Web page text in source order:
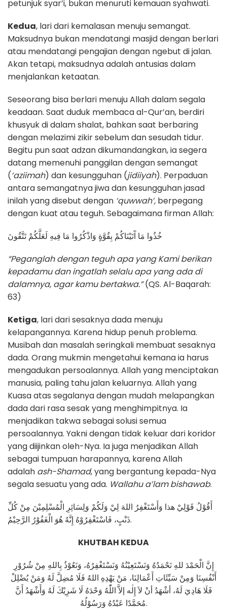
petunjuk syar’i, bukan menuruti kemauan syahwati.
Kedua, lari dari kemalasan menuju semangat.
Maksudnya bukan mendatangi masjid dengan berlari
atau mendatangi pengajian dengan ngebut di jalan.
Akan tetapi, maksudnya adalah antusias dalam
menjalankan ketaatan.
Seseorang bisa berlari menuju Allah dalam segala
keadaan. Saat duduk membaca al-Qur’an, berdiri
khusyuk di dalam shalat, bahkan saat berbaring
dengan melazimi zikir sebelum dan sesudah tidur.
Begitu pun saat adzan dikumandangkan, ia segera
datang memenuhi panggilan dengan semangat
(‘aziimah) dan kesungguhan (jidiiyah). Perpaduan
antara semangatnya jiwa dan kesungguhan jasad
inilah yang disebut dengan ‘quwwah’, berpegang
dengan kuat atau teguh. Sebagaimana firman Allah:
خُذُوا مَا آَتَيْنَاكُمْ بِقُوَّةٍ وَاذْكُرُوا مَا فِيهِ لَعَلَّكُمْ تَتَّقُونَ
“Peganglah dengan teguh apa yang Kami berikan
kepadamu dan ingatlah selalu apa yang ada di
dalamnya, agar kamu bertakwa.”(QS. Al-Baqarah:
63)
Ketiga, lari dari sesaknya dada menuju
kelapangannya. Karena hidup penuh problema.
Musibah dan masalah seringkali membuat sesaknya
dada. Orang mukmin mengetahui kemana ia harus
mengadukan persoalannya. Allah yang menciptakan
manusia, paling tahu jalan keluarnya. Allah yang
Kuasa atas segalanya dengan mudah melapangkan
dada dari rasa sesak yang menghimpitnya. Ia
menjadikan takwa sebagai solusi semua
persoalannya. Yakni dengan tidak keluar dari koridor
yang diijinkan oleh-Nya. Ia juga menjadikan Allah
sebagai tumpuan harapannya, karena Allah
adalah ash-Shamad, yang bergantung kepada-Nya
segala sesuatu yang ada. Wallahu a’lam bishawab.
أَقُوْلُ قَوْلِيْ هذا وَأَسْتَغْفِرُ اللهَ لِيْ وَلَكُمْ وَلِسَائِرِ الْمُسْلِمِيْنَ مِنْ كُلِّ
ذَنْبٍ، فَاسْتَغْفِرُوْهُ إِنَّهُ هُوَ الْغَفُوْرُ الرَّحِيْمُ.
KHUTBAH KEDUA
إِنَّ الْحَمْدَ للهِ نَحْمَدُهُ وَنَسْتَعِيْنُهُ وَنَسْتَغْفِرُهُ، وَنَعُوْذُ بِاللهِ مِنْ شُرُوْرِ
أَنْفُسِنَا وَمِنْ سَيِّئَاتِ أَعْمَالِنَا، مَنْ يَهْدِهِ اللهُ فَلَا مُضِلَّ لَهُ وَمَنْ يُضْلِلْ
فَلَا هَادِيَ لَهُ، أشْهَدُ أنْ لاَ إِلٰه إلاَّ اللّٰهُ وَحْدَهُ لَا شَرِيْكَ لَهُ وَأَشْهَدُ أَنَّ
مُحَمَّدًا عَبْدُهُ وَرَسُوْلُهُ.